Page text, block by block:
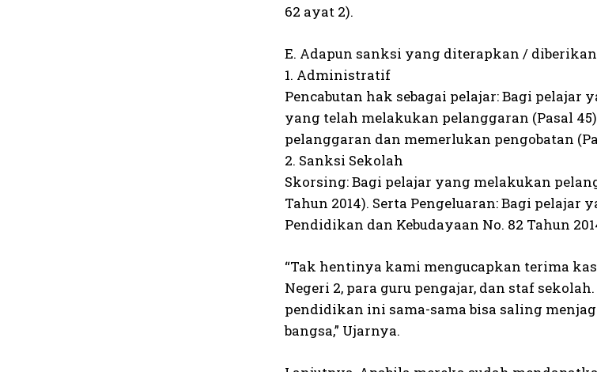
62 ayat 2).
E. Adapun sanksi yang diterapkan /
1. Administratif
Pencabutan hak sebagai pelajar: Bagi pelajar
yang telah melakukan pelanggaran (Pasal
pelanggaran dan memerlukan pengobatan
2. Sanksi Sekolah
Skorsing: Bagi pelajar yang melakukan
Tahun 2014). Serta Pengeluaran: Bagi
Pendidikan dan Kebudayaan No. 82 Tahun
“Tak hentinya kami mengucapkan terima
Negeri 2, para guru pengajar, dan staf
pendidikan ini sama-sama bisa saling
bangsa,” Ujarnya.